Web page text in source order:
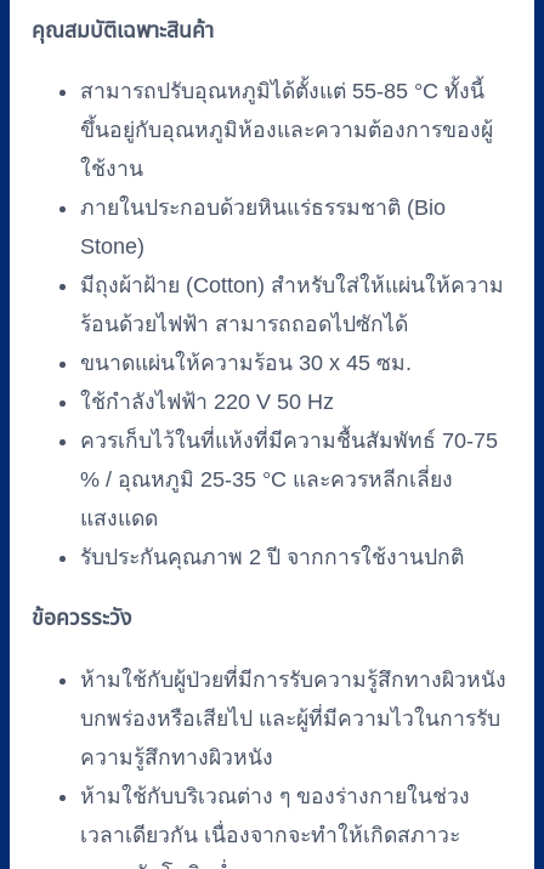
(Thermo
EXETER
มาตรฐาน
x
ชิ้น
คุณสมบัติเฉพาะสินค้า
สามารถปรับอุณหภูมิได้ตั้งแต่ 55-85 °C ทั้งนี้
ขึ้นอยู่กับอุณหภูมิห้องและความต้องการของผู้
ใช้งาน
ภายในประกอบด้วยหินแร่ธรรมชาติ (Bio
Stone)
มีถุงผ้าฝ้าย (Cotton) สำหรับใส่ให้แผ่นให้ความ
ร้อนด้วยไฟฟ้า สามารถถอดไปซักได้
ขนาดแผ่นให้ความร้อน 30 x 45 ซม.
ใช้กำลังไฟฟ้า 220 V 50 Hz
ควรเก็บไว้ในที่แห้งที่มีความชื้นสัมพัทธ์ 70-75
% / อุณหภูมิ 25-35 °C และควรหลีกเลี่ยง
แสงแดด
รับประกันคุณภาพ 2 ปี จากการใช้งานปกติ
ข้อควรระวัง
ห้ามใช้กับผู้ป่วยที่มีการรับความรู้สึกทางผิวหนัง
บกพร่องหรือเสียไป และผู้ที่มีความไวในการรับ
ความรู้สึกทางผิวหนัง
ห้ามใช้กับบริเวณต่าง ๆ ของร่างกายในช่วง
เวลาเดียวกัน เนื่องจากจะทำให้เกิดสภาวะ